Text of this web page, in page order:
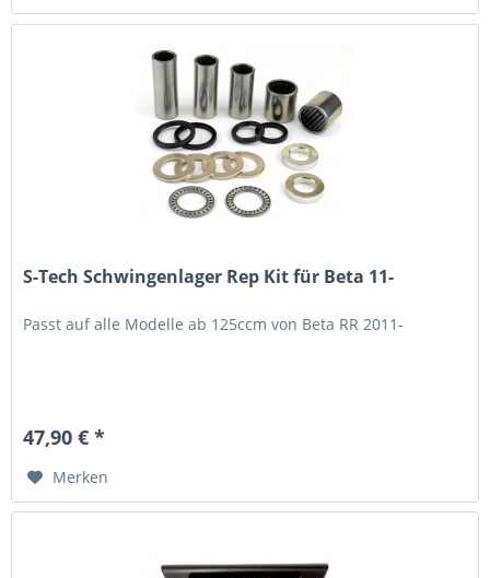
S-Tech Schwingenlager Rep Kit für Beta 11-
Passt auf alle Modelle ab 125ccm von Beta RR 2011-
47,90 € *
Merken